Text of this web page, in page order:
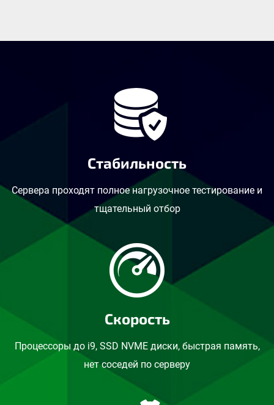
Стабильность
Сервера проходят полное нагрузочное тестирование и
тщательный отбор
Скорость
Процессоры до i9, SSD NVME диски, быстрая память,
нет соседей по серверу